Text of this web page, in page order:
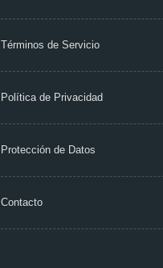
Términos de Servicio
Política de Privacidad
Protección de Datos
Contacto